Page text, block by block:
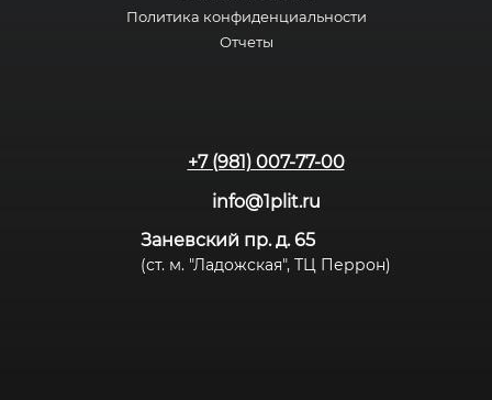
Политика конфиденциальности
Отчеты
+7 (981) 007-77-00
info@1plit.ru
Заневский пр. д. 65
(ст. м. "Ладожская", ТЦ Перрон)